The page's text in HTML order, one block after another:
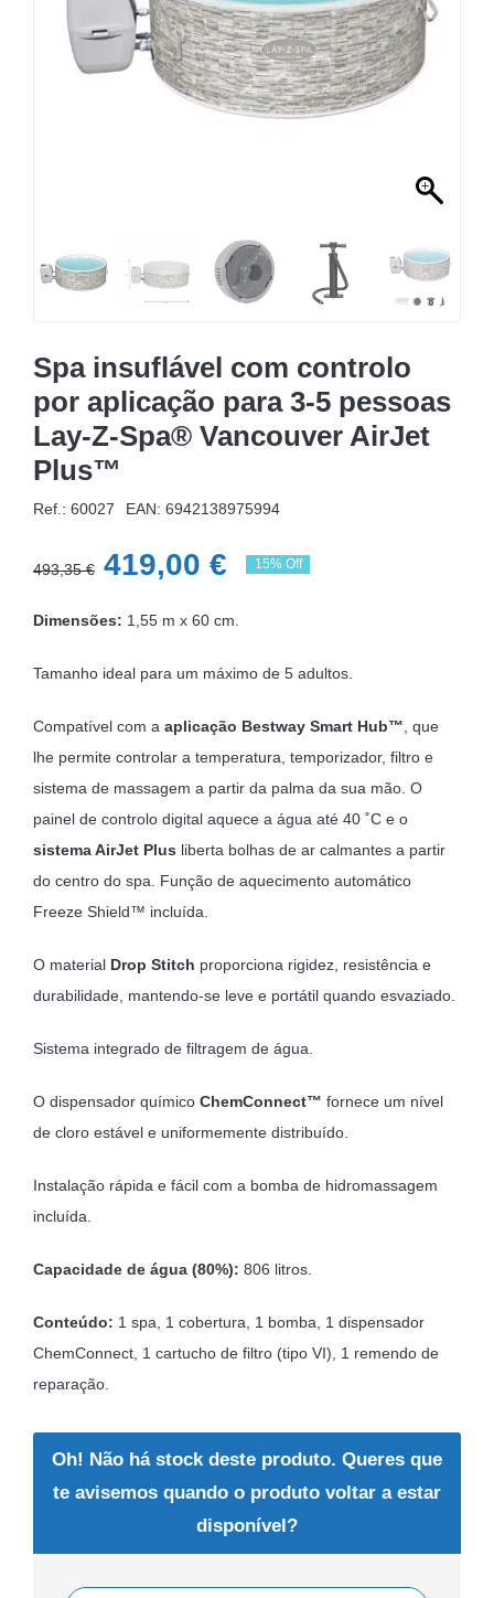
MOBILIÁRIO INSUFLÁVEL
CAMPISMO
ACESSÓRIOS PARA PISCINAS
Spa insuflável com controlo
por aplicação para 3-5 pessoas
Lay-Z-Spa® Vancouver AirJet
Plus™
Ref.: 60027 EAN: 6942138975994
493,35€ O
original
era:
419,00 €O
atual
é:
15% Off
Dimensões: 1,55 m x 60 cm.
Tamanho ideal para um máximo de 5 adultos.
Compatível com a aplicação Bestway Smart Hub™ , que
lhe permite controlar a temperatura, temporizador, filtro e
sistema de massagem a partir da palma da sua mão. O
painel de controlo digital aquece a água até 40 ˚C e o
sistema AirJet Plus liberta bolhas de ar calmantes a partir
do centro do spa. Função de aquecimento automático
Freeze Shield™ incluída.
O materialDrop Stitch proporciona rigidez, resistência e
durabilidade, mantendo-se leve e portátil quando esvaziado.
Sistema integrado de filtragem de água.
O dispensador químicoChemConnect™ fornece um nível
de cloro estável e uniformemente distribuído.
Instalação rápida e fácil com a bomba de hidromassagem
incluída.
Capacidade de água (80%): 806 litros.
Conteúdo: 1 spa, 1 cobertura, 1 bomba, 1 dispensador
ChemConnect, 1 cartucho de filtro (tipo VI), 1 remendo de
reparação.
Oh! Não há stock deste produto. Queres que
te avisemos quando o produto voltar a estar
disponível?